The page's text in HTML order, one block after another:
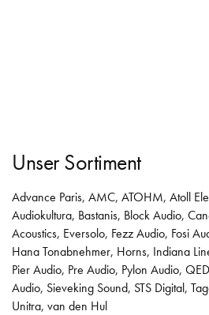
Unser Sortiment
Advance Paris, AMC, ATOHM, Atoll
Audiokultura, Bastanis, Block Audio,
Acoustics, Eversolo, Fezz Audio, Fosi
Hana Tonabnehmer, Horns, Indiana
Pier Audio, Pre Audio, Pylon Audio, QED
Audio, Sieveking Sound, STS Digital,
Unitra, van den Hul